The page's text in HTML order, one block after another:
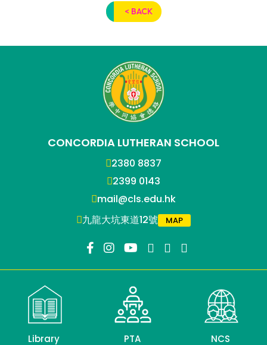
< BACK
CONCORDIA LUTHERAN SCHOOL
2380 8837
2399 0143
mail@cls.edu.hk
九龍大坑東道12號
MAP
Library PTA NCS